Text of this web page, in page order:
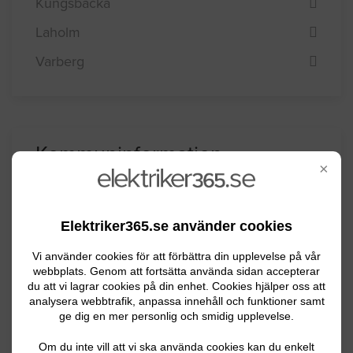
×
Elektriker365.se använder cookies
Vi använder cookies för att förbättra din upplevelse på vår
webbplats. Genom att fortsätta använda sidan accepterar
du att vi lagrar cookies på din enhet. Cookies hjälper oss att
analysera webbtrafik, anpassa innehåll och funktioner samt
ge dig en mer personlig och smidig upplevelse.
Om du inte vill att vi ska använda cookies kan du enkelt
Laholm
Varberg
Kommuninformation
och är Hallands till ytan största kommun.
Falkenberg har en särpräglad charm med
kust och sandstränder och en gemytlig
stadskärna vid Ätran. Näringslivet är
mångsidigt och består av företrädesvis små
och medelstora företag.